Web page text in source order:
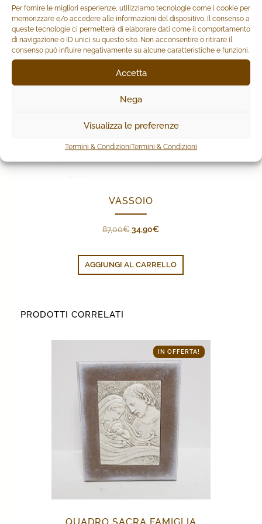
Per fornire le migliori esperienze, utilizziamo tecnologie come i cookie per
memorizzare e/o accedere alle informazioni del dispositivo. Il consenso a
queste tecnologie ci permetterà di elaborare dati come il comportamento
di navigazione o ID unici su questo sito. Non acconsentire o ritirare il
consenso può influire negativamente su alcune caratteristiche e funzioni.
Accetta
Nega
Visualizza le preferenze
Termini & CondizioniTermini & Condizioni
IN OFFERTA!
VASSOIO
87,00€ Il
originale
era:
87,00€.
34,90€Il
attuale
è:
34,90€.
AGGIUNGI AL CARRELLO
PRODOTTI CORRELATI
IN OFFERTA!
QUADRO SACRA FAMIGLIA